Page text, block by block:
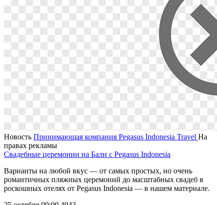
Новость Принимающая компания Pegasus Indonesia Travel На
правах рекламы
Свадебные церемонии на Бали с Pegasus Indonesia
Варианты на любой вкус ― от самых простых, но очень
романтичных пляжных церемоний до масштабных свадеб в
роскошных отелях от Pegasus Indonesia ― в нашем материале.